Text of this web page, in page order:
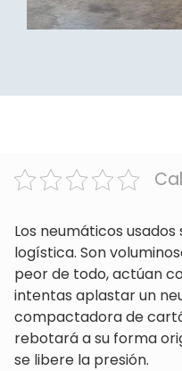
Los neumáticos
logística. Son
peor de todo, actúan
intentas aplastar un
compactadora de
rebotará a su forma
se libere la presión.